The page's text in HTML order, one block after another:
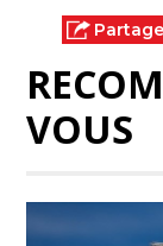
VOUS